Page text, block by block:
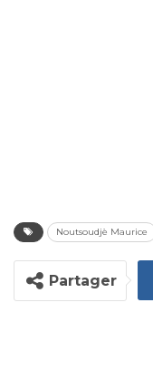
Noutsoudjè Maurice
Partager